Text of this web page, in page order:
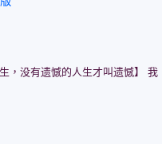
，没有遗憾的人生才叫遗憾】 我